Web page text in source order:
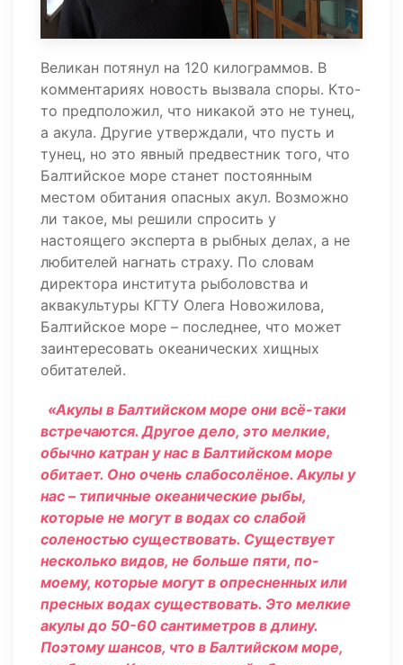
Великан потянул на 120 килограммов. В
комментариях новость вызвала споры. Кто-
то предположил, что никакой это не тунец,
а акула. Другие утверждали, что пусть и
тунец, но это явный предвестник того, что
Балтийское море станет постоянным
местом обитания опасных акул. Возможно
ли такое, мы решили спросить у
настоящего эксперта в рыбных делах, а не
любителей нагнать страху. По словам
директора института рыболовства и
аквакультуры КГТУ Олега Новожилова,
Балтийское море – последнее, что может
заинтересовать океанических хищных
обитателей.
«Акулы в Балтийском море они всё-таки
встречаются. Другое дело, это мелкие,
обычно катран у нас в Балтийском море
обитает. Оно очень слабосолёное. Акулы у
нас – типичные океанические рыбы,
которые не могут в водах со слабой
соленостью существовать. Существует
несколько видов, не больше пяти, по-
моему, которые могут в опресненных или
пресных водах существовать. Это мелкие
акулы до 50-60 сантиметров в длину.
Поэтому шансов, что в Балтийском море,